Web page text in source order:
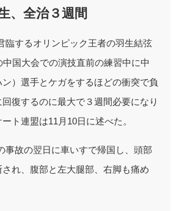
、全治３週間
臨するオリンピック王者の羽生結弦
国大会での演技直前の練習中に中
）選手とケガをするほどの衝突で負
復するのに最大で３週間必要になり
ト連盟は11月10日に述べた。
事故の翌日に車いすで帰国し、頭部
れ、腹部と左大腿部、右脚も痛め